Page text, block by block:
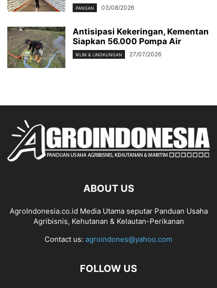
PANGAN 03/08/2026
Antisipasi Kekeringan, Kementan
Siapkan 56.000 Pompa Air
IKLIM & LINGKUNGAN 27/07/2026
ABOUT US
AgroIndonesia.co.id Media Utama seputar Panduan Usaha
Agribisnis, Kehutanan & Kelautan-Perikanan
Contact us: agroindones@yahoo.com
FOLLOW US